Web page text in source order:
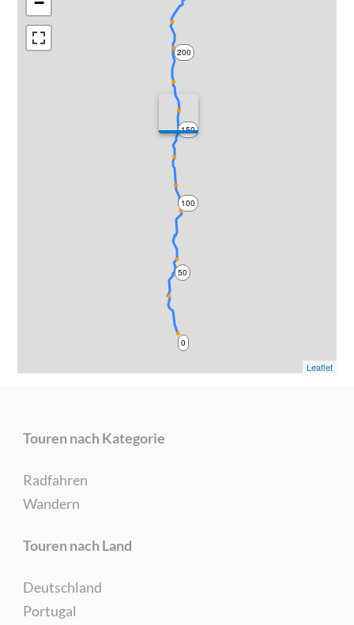
0
50
100
150
200
Leaflet
Touren nach Kategorie
Radfahren
Wandern
Touren nach Land
Deutschland
Portugal